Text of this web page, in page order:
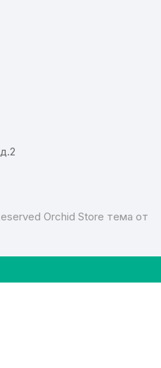
Orchid Store тема от